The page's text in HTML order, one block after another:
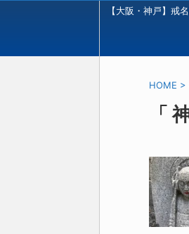
【大阪・神戸】戒
HOME >
「